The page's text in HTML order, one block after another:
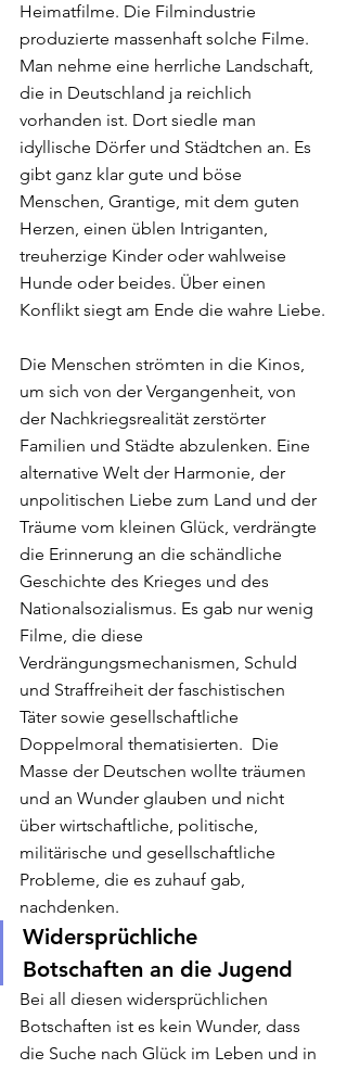
Heimatfilme. Die Filmindustrie
produzierte massenhaft solche Filme.
Man nehme eine herrliche Landschaft,
die in Deutschland ja reichlich
vorhanden ist. Dort siedle man
idyllische Dörfer und Städtchen an. Es
gibt ganz klar gute und böse
Menschen, Grantige, mit dem guten
Herzen, einen üblen Intriganten,
treuherzige Kinder oder wahlweise
Hunde oder beides. Über einen
Konflikt siegt am Ende die wahre Liebe.
Die Menschen strömten in die Kinos,
um sich von der Vergangenheit, von
der Nachkriegsrealität zerstörter
Familien und Städte abzulenken. Eine
alternative Welt der Harmonie, der
unpolitischen Liebe zum Land und der
Träume vom kleinen Glück, verdrängte
die Erinnerung an die schändliche
Geschichte des Krieges und des
Nationalsozialismus. Es gab nur wenig
Filme, die diese
Verdrängungsmechanismen, Schuld
und Straffreiheit der faschistischen
Täter sowie gesellschaftliche
Doppelmoral thematisierten.  Die
Masse der Deutschen wollte träumen
und an Wunder glauben und nicht
über wirtschaftliche, politische,
militärische und gesellschaftliche
Probleme, die es zuhauf gab,
nachdenken.
Widersprüchliche
Botschaften an die Jugend
Bei all diesen widersprüchlichen
Botschaften ist es kein Wunder, dass
die Suche nach Glück im Leben und in